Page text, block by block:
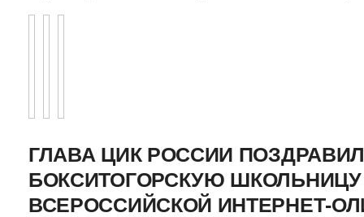
ГЛАВА ЦИК РОССИИ
БОКСИТОГОРСКУЮ
ВСЕРОССИЙСКОЙ ИНТЕРНЕТ-